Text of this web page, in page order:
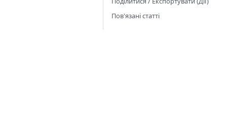
Пов'язані статті